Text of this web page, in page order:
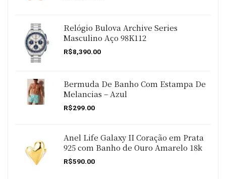
Relógio Bulova Archive Series
Masculino Aço 98K112
R$8,390.00
Bermuda De Banho Com Estampa De
Melancias – Azul
R$299.00
Anel Life Galaxy II Coração em Prata
925 com Banho de Ouro Amarelo 18k
R$590.00